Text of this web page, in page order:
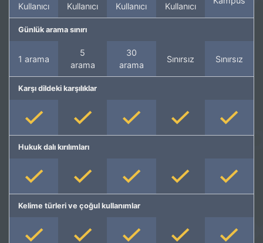
Kullanıcı
Kullanıcı
Kullanıcı
Kullanıcı
Günlük arama sınırı
1 arama
5
arama
30
arama
Sınırsız Sınırsız
Karşı dildeki karşılıklar
Hukuk dalı kırılımları
Kelime türleri ve çoğul kullanımlar